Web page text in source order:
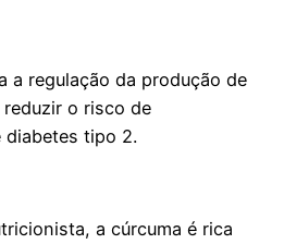
a regulação da produção de
o risco de
diabetes tipo 2.
a cúrcuma é rica